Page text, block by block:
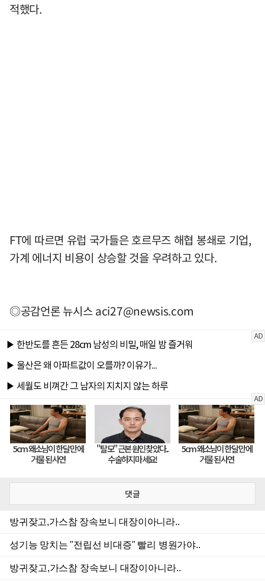
적했다.
FT에 따르면 유럽 국가들은 호르무즈 해협 봉쇄로 기업,
가계 에너지 비용이 상승할 것을 우려하고 있다.
◎공감언론 뉴시스aci27@newsis.com
댓글